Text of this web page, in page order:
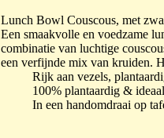
Lunch Bowl Couscous, met
Een smaakvolle en voedzame
combinatie van luchtige
een verfijnde mix van kruiden.
Rijk aan vezels,
100% plantaardig &
In een handomdraai op